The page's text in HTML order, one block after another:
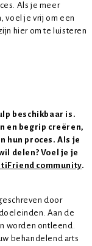
Als je meer
voel je vrij om een
hier om te luisteren
beschikbaar is.
en begrip creëren,
hun proces. Als je
delen? Voel je je
community.
door
Aan de
worden ontleend.
behandelend arts